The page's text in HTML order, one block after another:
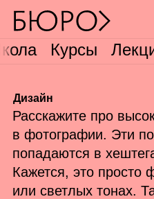
Курсы
Дизайн
Расскажите про
в фотографии. Эти
попадаются в
Кажется, это просто
или светлых тонах.